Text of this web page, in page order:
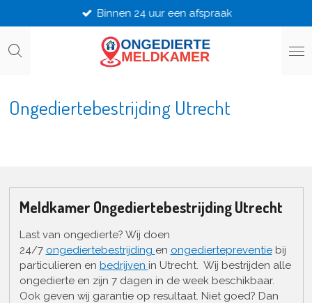
direct
naar
Binnen 24 uur een afspraak
Ongediertebestrijding Utrecht
Meldkamer Ongediertebestrijding Utrecht
Last van ongedierte? Wij doen
24/7 ongediertebestrijding en ongediertepreventiebij
particulieren en bedrijven in Utrecht. Wij bestrijden alle
ongedierte en zijn 7 dagen in de week beschikbaar.
Ook geven wij garantie op resultaat. Niet goed? Dan